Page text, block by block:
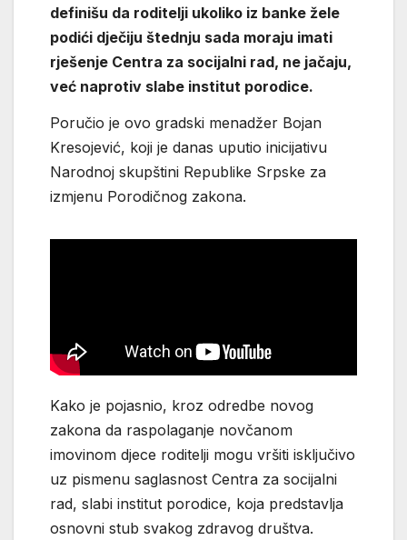
definišu da roditelji ukoliko iz banke žele
podići dječiju štednju sada moraju imati
rješenje Centra za socijalni rad, ne jačaju,
već naprotiv slabe institut porodice.
Poručio je ovo gradski menadžer Bojan
Kresojević, koji je danas uputio inicijativu
Narodnoj skupštini Republike Srpske za
izmjenu Porodičnog zakona.
Kako je pojasnio, kroz odredbe novog
zakona da raspolaganje novčanom
imovinom djece roditelji mogu vršiti isključivo
uz pismenu saglasnost Centra za socijalni
rad, slabi institut porodice, koja predstavlja
osnovni stub svakog zdravog društva.